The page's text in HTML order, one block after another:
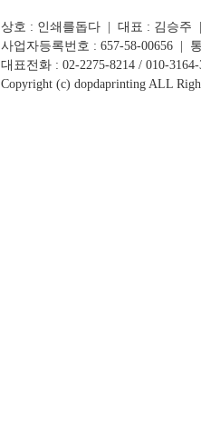
상호 : 인쇄를돕다 | 대표 : 김승주
사업자등록번호 : 657-58-00656 |
대표전화 : 02-2275-8214 / 010-
Copyright (c) dopdaprinting ALL